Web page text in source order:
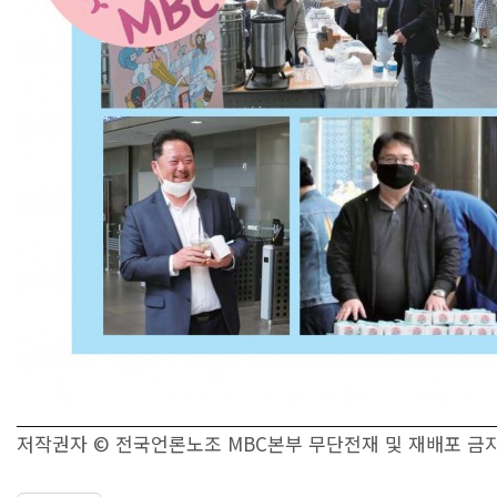
저작권자 © 전국언론노조 MBC본부 무단전재 및 재배포 금